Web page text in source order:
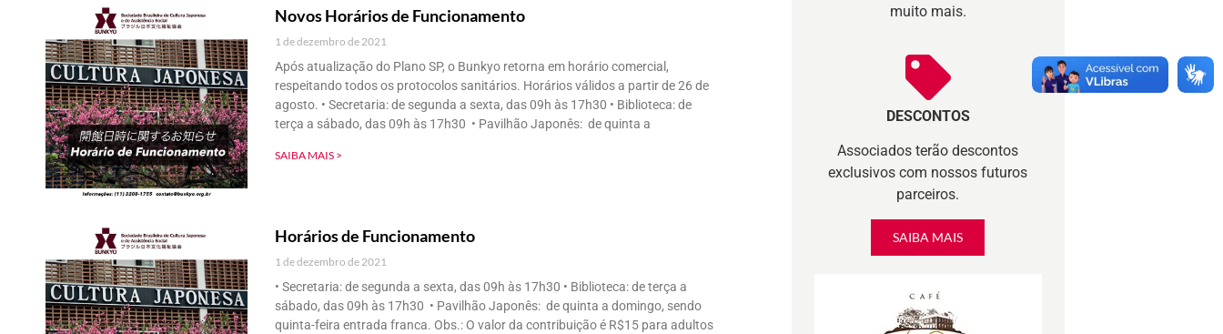
Novos Horários de Funcionamento
1 de dezembro de 2021
Após atualização do Plano SP, o Bunkyo retorna em horário comercial,
respeitando todos os protocolos sanitários. Horários válidos a partir de 26 de
agosto. • Secretaria: de segunda a sexta, das 09h às 17h30 • Biblioteca: de
terça a sábado, das 09h às 17h30 • Pavilhão Japonês: de quinta a
SAIBA MAIS >
Horários de Funcionamento
1 de dezembro de 2021
• Secretaria: de segunda a sexta, das 09h às 17h30 • Biblioteca: de terça a
sábado, das 09h às 17h30 • Pavilhão Japonês: de quinta a domingo, sendo
quinta-feira entrada franca. Obs.: O valor da contribuição é R$15 para adultos
muito mais.
DESCONTOS
Associados terão descontos
exclusivos com nossos futuros
parceiros.
SAIBA MAIS